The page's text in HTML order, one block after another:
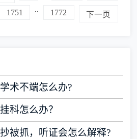
1751 .. 1772 下一页
术不端怎么办?
科怎么办？
被抓，听证会怎么解释?